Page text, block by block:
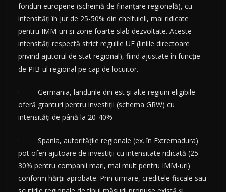
fonduri europene (schemă de finanțare regională), cu
intensități în jur de 25-50% din cheltuieli, mai ridicate
pentru IMM-uri și zone foarte slab dezvoltate. Aceste
intensități respectă strict regulile UE (liniile directoare
privind ajutorul de stat regional), fiind ajustate în funcție
de PIB-ul regional pe cap de locuitor.
· Germania, landurile din est și alte regiuni eligibile
oferă granturi pentru investiții (schema GRW) cu
intensități de până la 20-40%
· Spania, autoritățile regionale (ex. în Extremadura)
pot oferi ajutoare de investiții cu intensitate ridicată (25-
30% pentru companii mari, mai mult pentru IMM-uri)
conform hărții aprobate. Prin urmare, creditele fiscale sau